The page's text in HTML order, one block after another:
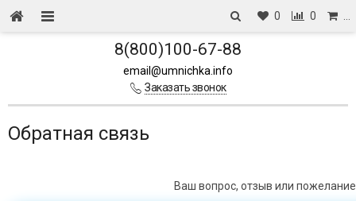
0 0
8(800)100-67-88
email@umnichka.info
Заказать звонок
Обратная связь
Ваш вопрос, отзыв или